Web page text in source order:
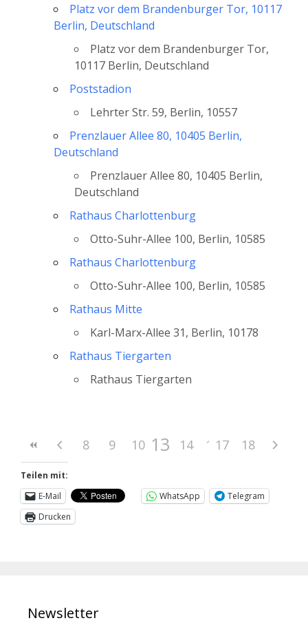
Platz vor dem Brandenburger Tor, 10117
Berlin, Deutschland
Platz vor dem Brandenburger Tor,
10117 Berlin, Deutschland
Poststadion
Lehrter Str. 59, Berlin, 10557
Prenzlauer Allee 80, 10405 Berlin,
Deutschland
Prenzlauer Allee 80, 10405 Berlin,
Deutschland
Rathaus Charlottenburg
Otto-Suhr-Allee 100, Berlin, 10585
Rathaus Charlottenburg
Otto-Suhr-Allee 100, Berlin, 10585
Rathaus Mitte
Karl-Marx-Allee 31, Berlin, 10178
Rathaus Tiergarten
Rathaus Tiergarten
8 9 10 11 12
13 14 15 16
17 18
Teilen mit:
E-Mail
WhatsApp
Telegram
Drucken
Newsletter